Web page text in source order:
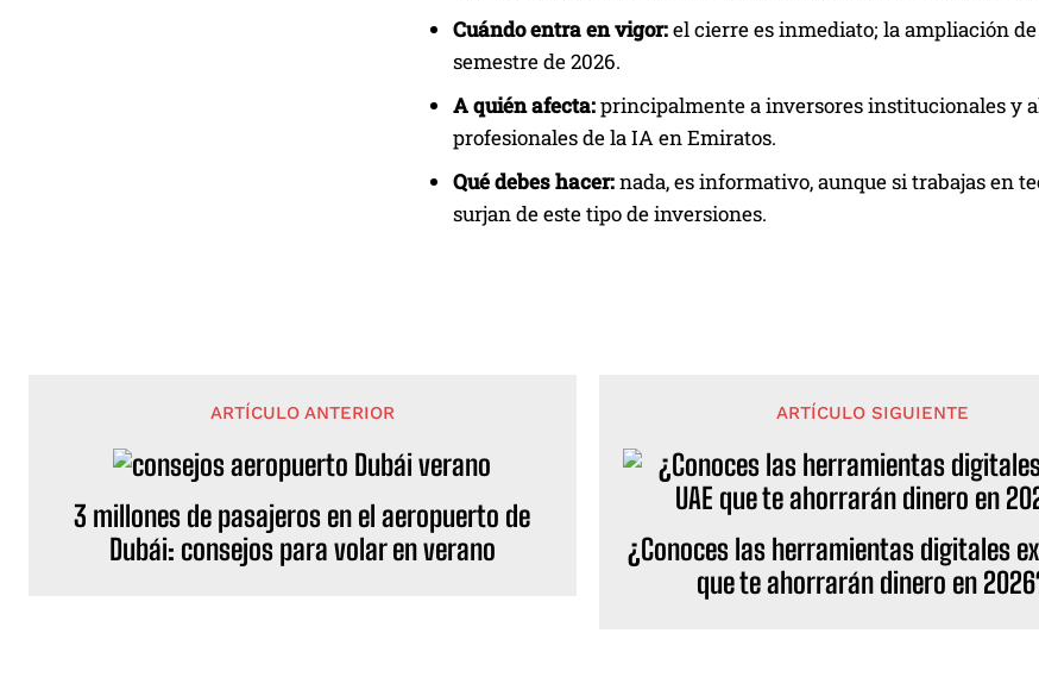
Cuándo entra en vigor:el cierre es inmediato; la ampliación
semestre de 2026.
A quién afecta:principalmente a inversores institucionales y
profesionales de la IA en Emiratos.
Qué debes hacer:nada, es informativo, aunque si trabajas en
surjan de este tipo de inversiones.
ARTÍCULO ANTERIOR
3 millones de pasajeros en el aeropuerto de
Dubái: consejos para volar en verano
ARTÍCULO SIGUIENTE
¿Conoces las herramientas digitales
que te ahorrarán dinero en